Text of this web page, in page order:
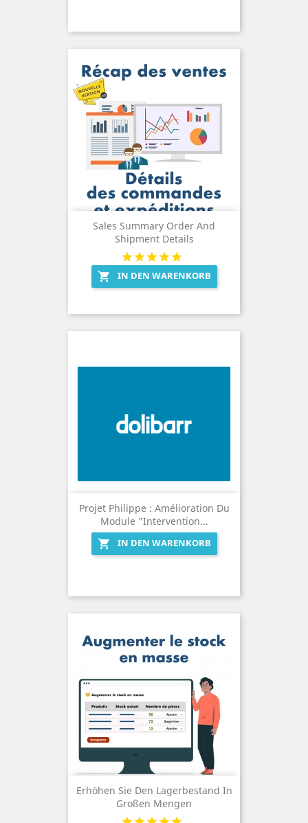
Sales Summary Order And
Shipment Details
 IN DEN WARENKORB
Projet Philippe : Amélioration Du
Module "Intervention...

IN DEN WARENKORB
Erhöhen Sie Den Lagerbestand In
Großen Mengen